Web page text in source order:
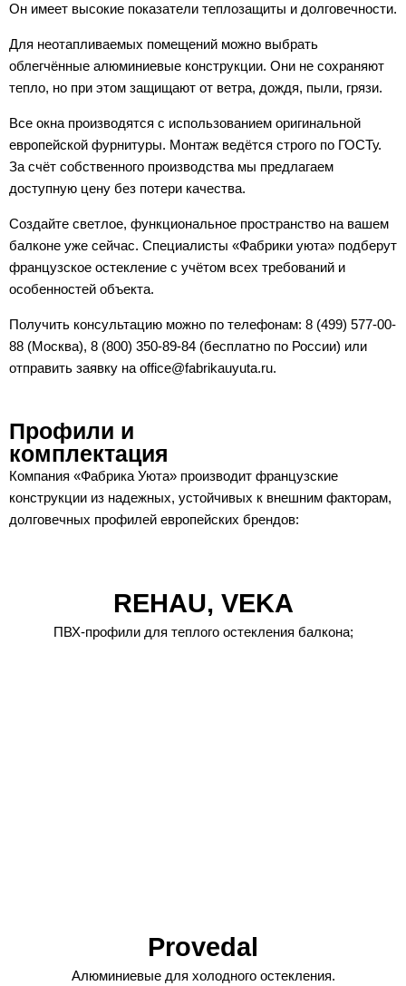
Он имеет высокие показатели теплозащиты и долговечности.
Для неотапливаемых помещений можно выбрать
облегчённые алюминиевые конструкции. Они не сохраняют
тепло, но при этом защищают от ветра, дождя, пыли, грязи.
Все окна производятся с использованием оригинальной
европейской фурнитуры. Монтаж ведётся строго по ГОСТу.
За счёт собственного производства мы предлагаем
доступную цену без потери качества.
Создайте светлое, функциональное пространство на вашем
балконе уже сейчас. Специалисты «Фабрики уюта» подберут
французское остекление с учётом всех требований и
особенностей объекта.
Получить консультацию можно по телефонам: 8 (499) 577-00-
88 (Москва), 8 (800) 350-89-84 (бесплатно по России) или
отправить заявку на office@fabrikauyuta.ru.
Профили и
комплектация
Компания «Фабрика Уюта» производит французские
конструкции из надежных, устойчивых к внешним факторам,
долговечных профилей европейских брендов:
REHAU, VEKA
ПВХ-профили для теплого остекления балкона;
Provedal
Алюминиевые для холодного остекления.